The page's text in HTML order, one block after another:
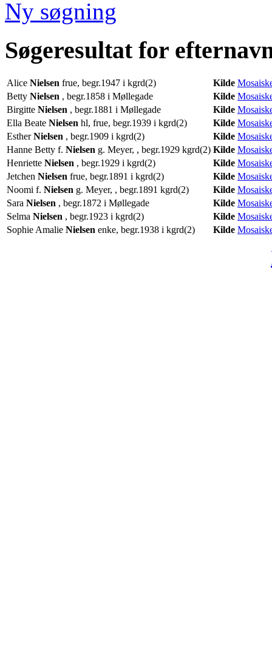
Ny søgning
Søgeresultat for
Alice Nielsen frue, begr.1947 i kgrd(2) Kilde
Betty Nielsen , begr.1858 i Møllegade Kilde
Birgitte Nielsen , begr.1881 i Møllegade Kilde
Ella Beate Nielsen hl, frue, begr.1939 i kgrd(2) Kilde
EstherNielsen , begr.1909 i kgrd(2) Kilde
Hanne Betty f. Nielsen g. Meyer, , begr.1929 kgrd(2) Kilde
Henriette Nielsen , begr.1929 i kgrd(2) Kilde
Jetchen Nielsen frue, begr.1891 i kgrd(2) Kilde
Noomi f. Nielsen g. Meyer, , begr.1891 kgrd(2) Kilde
Sara Nielsen , begr.1872 i Møllegade Kilde
Selma Nielsen , begr.1923 i kgrd(2) Kilde
Sophie Amalie Nielsen enke, begr.1938 i kgrd(2) Kilde